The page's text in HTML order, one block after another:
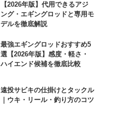
【2026年版】代用できるアジ
ング・エギングロッドと専用モ
デルを徹底解説
最強エギングロッドおすすめ5
選【2026年版】感度・軽さ・
ハイエンド候補を徹底比較
遠投サビキの仕掛けとタックル
｜ウキ・リール・釣り方のコツ